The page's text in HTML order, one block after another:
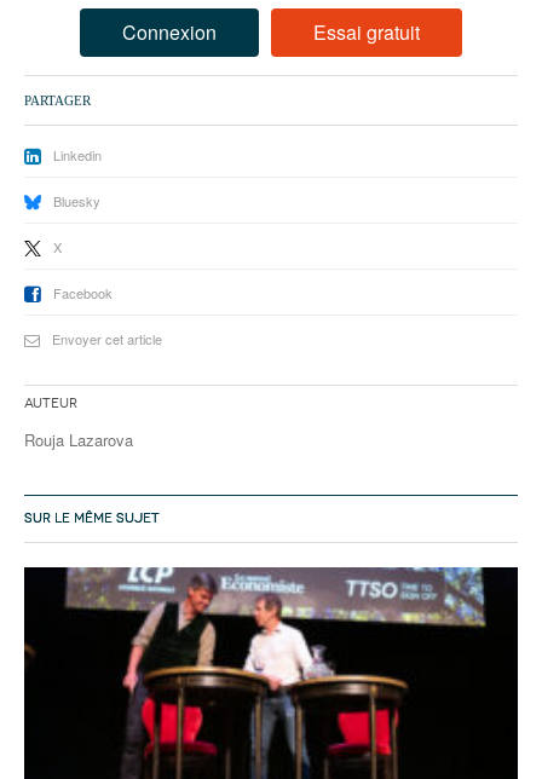
Connexion Essai gratuit
PARTAGER
Linkedin
Bluesky
X
Facebook
Envoyer cet article
Auteur
Rouja Lazarova
SUR LE MÊME SUJET